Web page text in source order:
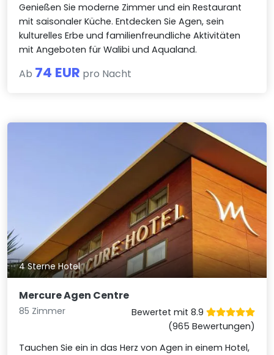
Genießen Sie moderne Zimmer und ein Restaurant
mit saisonaler Küche. Entdecken Sie Agen, sein
kulturelles Erbe und familienfreundliche Aktivitäten
mit Angeboten für Walibi und Aqualand.
Ab 74 EUR pro Nacht
4 Sterne Hotel
Mercure Agen Centre
85 Zimmer
Bewertet mit 8.9
(965 Bewertungen)
Tauchen Sie ein in das Herz von Agen in einem Hotel,